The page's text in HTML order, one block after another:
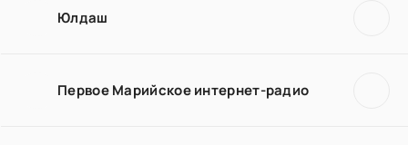
Юлдаш
Первое Марийское интернет-радио